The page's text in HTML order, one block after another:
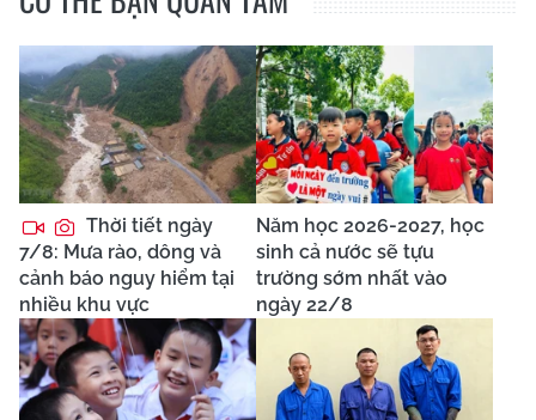
Thời tiết ngày
7/8: Mưa rào, dông và
cảnh báo nguy hiểm tại
nhiều khu vực
Năm học 2026-2027, học
sinh cả nước sẽ tựu
trường sớm nhất vào
ngày 22/8